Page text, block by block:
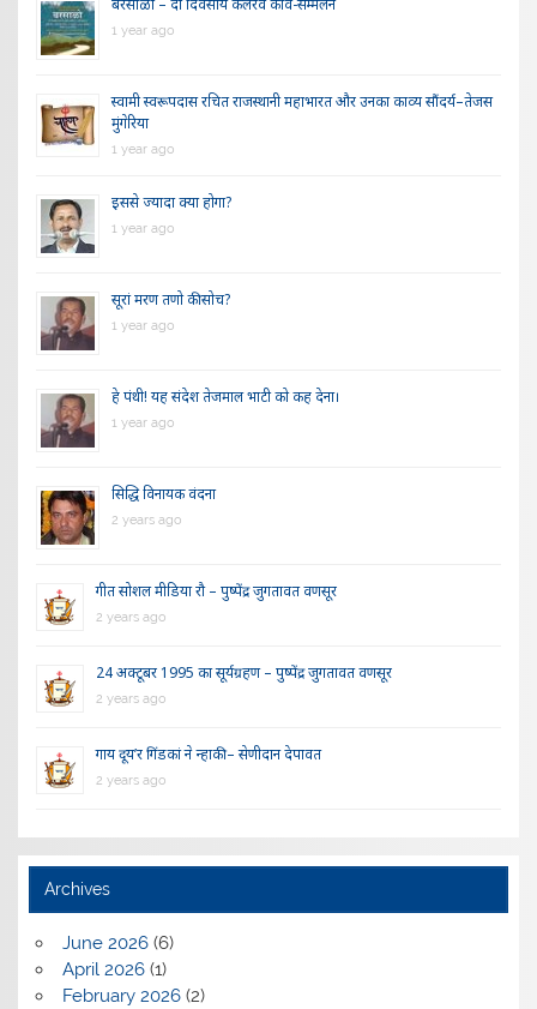
1 year ago
स्वामी स्वरूपदास रचित राजस्थानी महाभारत और उनका काव्य सौंदर्य–तेजस
मुंगेरिया
1 year ago
इससे ज्यादा क्या होगा?
1 year ago
सूरां मरण तणो की सोच?
1 year ago
हे पंथी! यह संदेश तेजमाल भाटी को कह देना।
1 year ago
सिद्धि विनायक वंदना
2 years ago
गीत सोशल मीडिया रौ – पुष्पेंद्र जुगतावत वणसूर
2 years ago
24 अक्टूबर 1995 का सूर्यग्रहण – पुष्पेंद्र जुगतावत वणसूर
2 years ago
गाय दूय’र गिंडकां ने न्हाकी – सेणीदान देपावत
2 years ago
Archives
June 2026(6)
April 2026(1)
February 2026(2)